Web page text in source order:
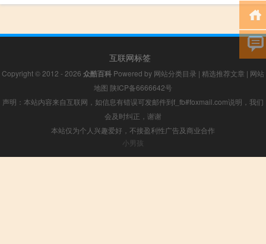
互联网标签
Copyright © 2012 - 2026 众酷百科 Powered by 网站分类目录 | 精选推荐文章 | 网站
地图 陕ICP备6666642号
声明：本站内容来自互联网，如信息有错误可发邮件到f_fb#foxmail.com说明，我们
会及时纠正，谢谢
本站仅为个人兴趣爱好，不接盈利性广告及商业合作
小男孩